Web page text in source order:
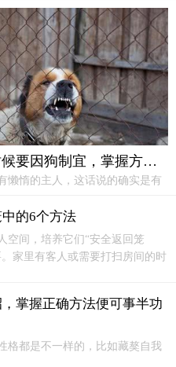
知道从什么时候，大家开始流行
发财的姿势，实在是又萌又想
狗作揖真的有那么困难吗？
不同个性的狗狗，训练的时候要因狗制宜，掌握方法并不是最重要的
懒惰的主人，这话说的确实是有
这个时候往往就会把责任推到狗
的6个方法
空间，培养它们“安全返回笼
家里有客人或需要打扫房间的时
静地度过这段时间。
掌握正确方法便可事半功
格都是不一样的，比如藏獒自我